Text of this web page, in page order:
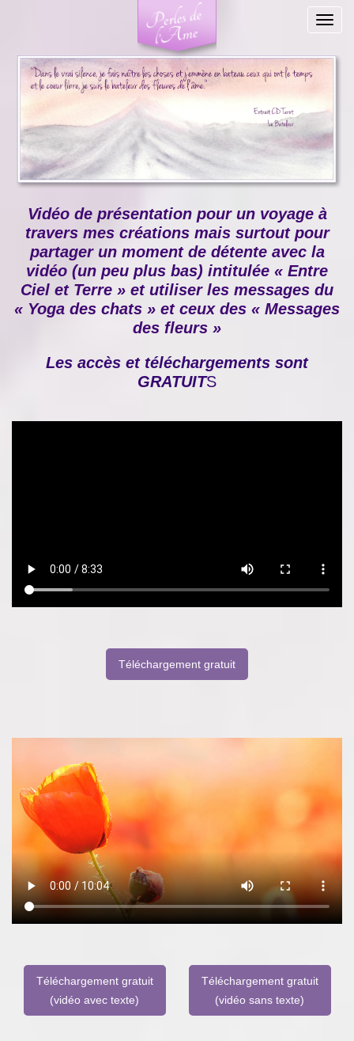
Vidéo de présentation pour un voyage à
travers mes créations mais surtout pour
partager un moment de détente avec la
vidéo (un peu plus bas) intitulée « Entre
Ciel et Terre » et utiliser les messages du
« Yoga des chats » et ceux des « Messages
des fleurs »
Les accès et téléchargements sont
GRATUITS
Téléchargement gratuit
Téléchargement gratuit
(vidéo avec texte)
Téléchargement gratuit
(vidéo sans texte)